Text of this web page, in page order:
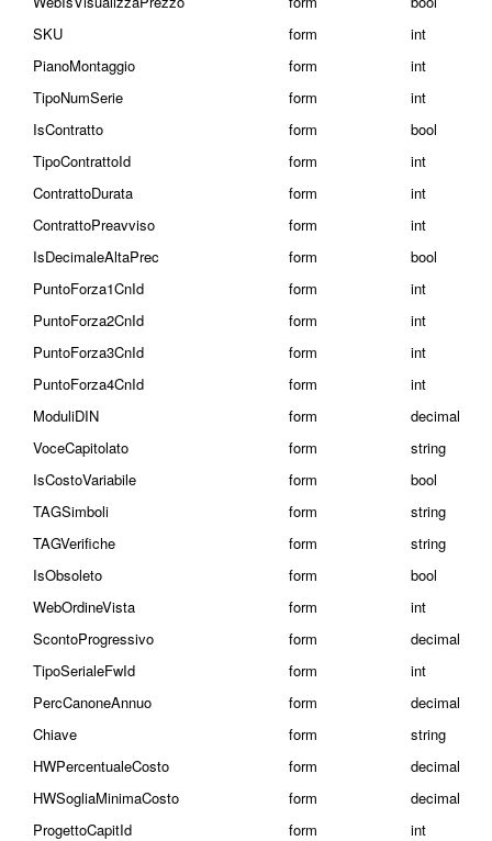
SKU
form
int
PianoMontaggio
form
int
TipoNumSerie
form
int
IsContratto
form
bool
TipoContrattoId
form
int
ContrattoDurata
form
int
ContrattoPreavviso
form
int
IsDecimaleAltaPrec
form
bool
PuntoForza1CnId
form
int
PuntoForza2CnId
form
int
PuntoForza3CnId
form
int
PuntoForza4CnId
form
int
ModuliDIN
form
decimal
VoceCapitolato
form
string
IsCostoVariabile
form
bool
TAGSimboli
form
string
TAGVerifiche
form
string
IsObsoleto
form
bool
WebOrdineVista
form
int
ScontoProgressivo
form
decimal
TipoSerialeFwId
form
int
PercCanoneAnnuo
form
decimal
Chiave
form
string
HWPercentualeCosto
form
decimal
HWSogliaMinimaCosto
form
decimal
ProgettoCapitId
form
int